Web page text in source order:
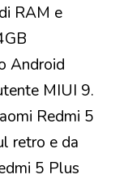
RAM e
Android
MIUI 9.
Redmi 5
retro e da
5 Plus